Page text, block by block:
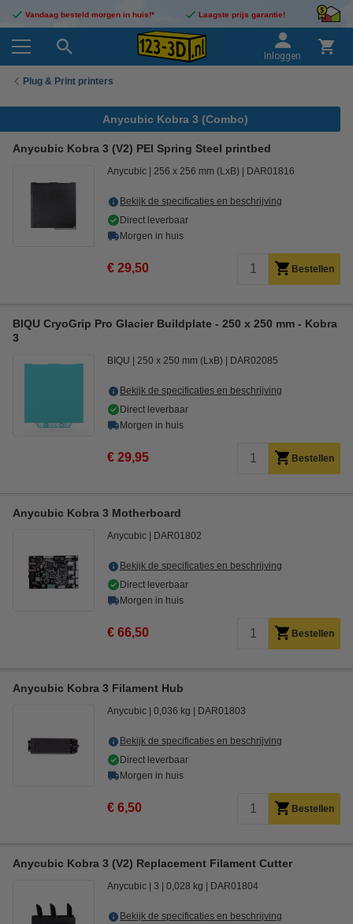
Vandaag besteld morgen in huis!* Laagste prijs garantie!
Inloggen
Plug & Print printers
Anycubic Kobra 3 (Combo)
Anycubic Kobra 3 (V2) PEI Spring Steel printbed
Anycubic 256 x 256 mm (LxB) DAR01816
Bekijk de specificaties en beschrijving
Direct leverbaar
Morgen in huis
€ 29,50 Bestellen
BIQU CryoGrip Pro Glacier Buildplate - 250 x 250 mm - Kobra
3
BIQU 250 x 250 mm (LxB) DAR02085
Bekijk de specificaties en beschrijving
Direct leverbaar
Morgen in huis
€ 29,95 Bestellen
Anycubic Kobra 3 Motherboard
Anycubic DAR01802
Bekijk de specificaties en beschrijving
Direct leverbaar
Morgen in huis
€ 66,50 Bestellen
Anycubic Kobra 3 Filament Hub
Anycubic 0,036 kg DAR01803
Bekijk de specificaties en beschrijving
Direct leverbaar
Morgen in huis
€ 6,50 Bestellen
Anycubic Kobra 3 (V2) Replacement Filament Cutter
Anycubic 3 0,028 kg DAR01804
Bekijk de specificaties en beschrijving